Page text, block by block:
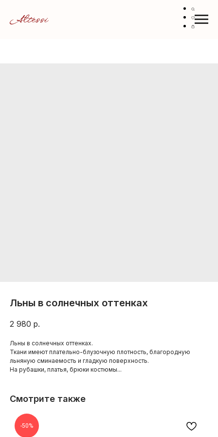
Льны в солнечных оттенках
2 980 р.
Льны в солнечных оттенках.
Ткани имеют плательно-блузочную плотность, благородную
льняную сминаемость и гладкую поверхность.
На рубашки, платья, брюки костюмы...
Смотрите также
-50%